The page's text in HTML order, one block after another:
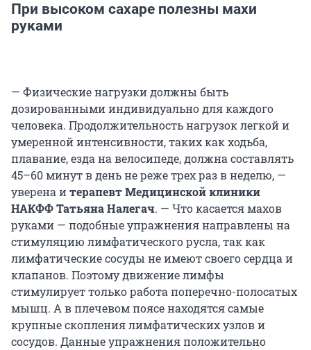
При высоком сахаре полезны махи
руками
— Физические нагрузки должны быть
дозированными индивидуально для каждого
человека. Продолжительность нагрузок легкой и
умеренной интенсивности, таких как ходьба,
плавание, езда на велосипеде, должна составлять
45–60 минут в день не реже трех раз в неделю, —
уверена итерапевт Медицинской клиники
НАКФФ Татьяна Налегач. — Что касается махов
руками — подобные упражнения направлены на
стимуляцию лимфатического русла, так как
лимфатические сосуды не имеют своего сердца и
клапанов. Поэтому движение лимфы
стимулирует только работа поперечно-полосатых
мышц. А в плечевом поясе находятся самые
крупные скопления лимфатических узлов и
сосудов. Данные упражнения положительно